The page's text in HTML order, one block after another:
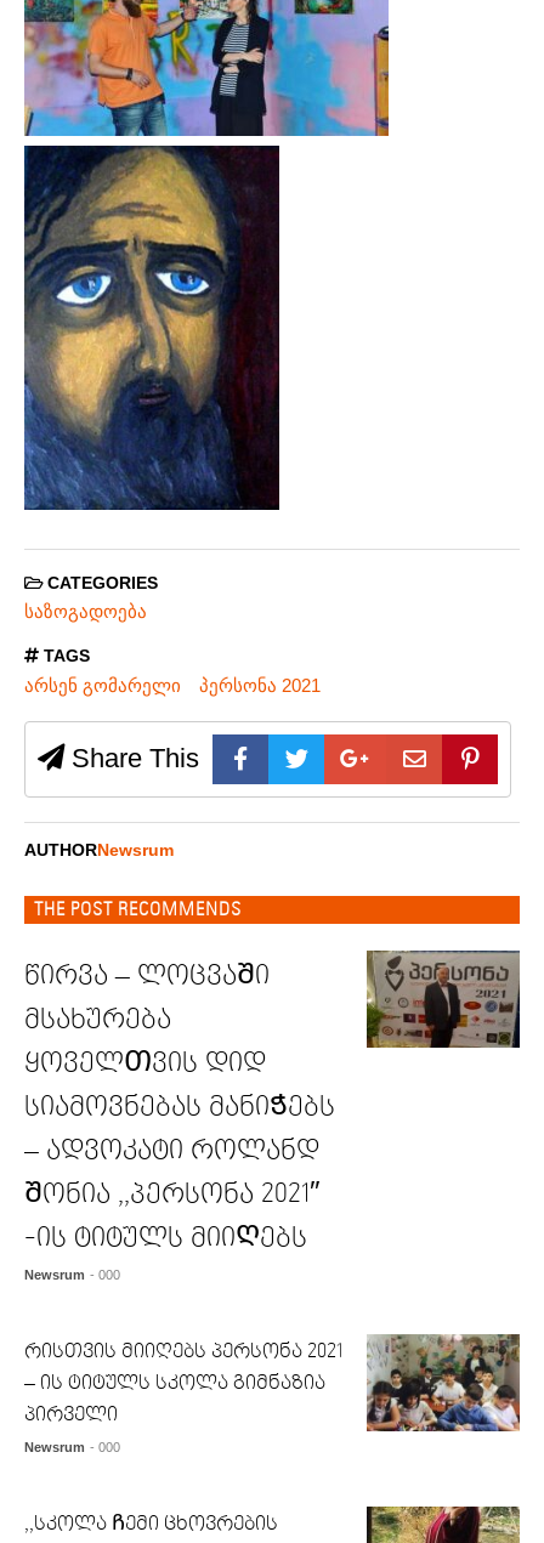
CATEGORIES
საზოგადოება
TAGS
არსენ გომარელი პერსონა 2021
Share This
AUTHORNewsrum
THE POST RECOMMENDS
წირვა – ლოცვაᲨი
მსახურება
ყოველᲗვის დიდ
სიამოვნებას მანიᲭებს
– ადვოკატი როლანდ
Შონია ,,პერსონა 2021″
-ის ტიტულს მიიᲦებს
Newsrum - 000
რისთვის მიიღებს პერსონა 2021
– ის ტიტულს სკოლა გიმნაზია
პირველი
Newsrum - 000
,,სკოლა Ჩემი ცხოვრების